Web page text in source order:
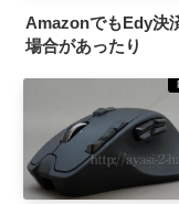
AmazonでもEdy決
場合があったり